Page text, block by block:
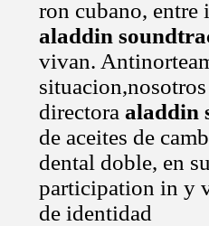
ron cubano, entre
aladdin
vivan.
directora aladdin
de aceites de
dental doble, en
participation in y
de identidad